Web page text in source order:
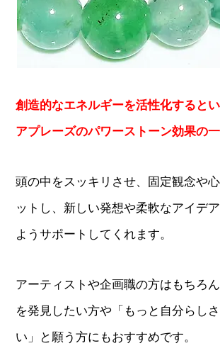
創造的なエネルギーを活性化すると
アプレーズのパワーストーン効果の一
頭の中をスッキリさせ、固定観念や
ットし、新しい発想や柔軟なアイデ
ようサポートしてくれます。
アーティストや企画職の方はもちろ
を発見したい方や「もっと自分らし
い」と願う方にもおすすめです。